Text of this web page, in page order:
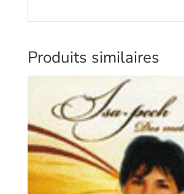
Produits similaires